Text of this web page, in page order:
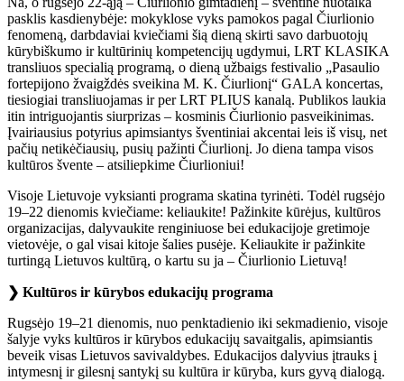
pasklis kasdienybėje: mokyklose vyks pamokos pagal Čiurlionio
fenomeną, darbdaviai kviečiami šią dieną skirti savo darbuotojų
kūrybiškumo ir kultūrinių kompetencijų ugdymui, LRT KLASIKA
transliuos specialią programą, o dieną užbaigs festivalio „Pasaulio
fortepijono žvaigždės sveikina M. K. Čiurlionį“ GALA koncertas,
tiesiogiai transliuojamas ir per LRT PLIUS kanalą. Publikos laukia
itin intriguojantis siurprizas – kosminis Čiurlionio pasveikinimas.
Įvairiausius potyrius apimsiantys šventiniai akcentai leis iš visų, net
pačių netikėčiausių, pusių pažinti Čiurlionį. Jo diena tampa visos
kultūros švente – atsiliepkime Čiurlioniui!
Visoje Lietuvoje vyksianti programa skatina tyrinėti. Todėl rugsėjo
19–22 dienomis kviečiame: keliaukite! Pažinkite kūrėjus, kultūros
organizacijas, dalyvaukite renginiuose bei edukacijoje gretimoje
vietovėje, o gal visai kitoje šalies pusėje. Keliaukite ir pažinkite
turtingą Lietuvos kultūrą, o kartu su ja – Čiurlionio Lietuvą!
❯ Kultūros ir kūrybos edukacijų programa
Rugsėjo 19–21 dienomis, nuo penktadienio iki sekmadienio, visoje
šalyje vyks kultūros ir kūrybos edukacijų savaitgalis, apimsiantis
beveik visas Lietuvos savivaldybes. Edukacijos dalyvius įtrauks į
intymesnį ir gilesnį santykį su kultūra ir kūryba, kurs gyvą dialogą.